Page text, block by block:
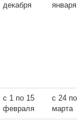
декабря
января
с 1 по 15
февраля
с 24
марта